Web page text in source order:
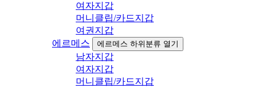
여자지갑
머니클립/카드지갑
여권지갑
에르메스
에르메스 하위분류 열기
남자지갑
여자지갑
머니클립/카드지갑